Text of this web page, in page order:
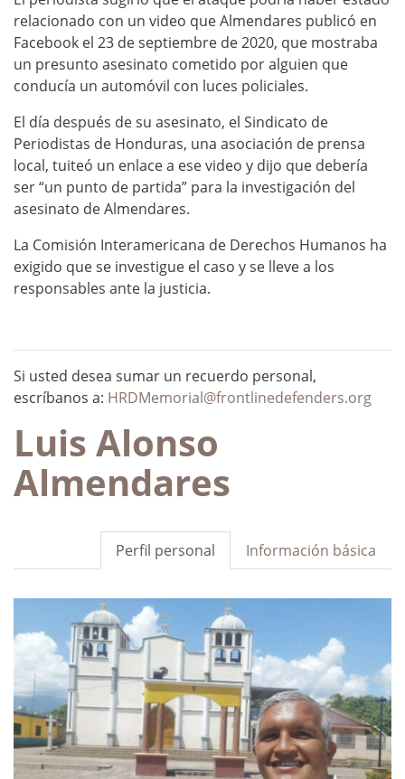
relacionado con un video que Almendares publicó en
Facebook el 23 de septiembre de 2020, que mostraba
un presunto asesinato cometido por alguien que
conducía un automóvil con luces policiales.
El día después de su asesinato, el Sindicato de
Periodistas de Honduras, una asociación de prensa
local, tuiteó un enlace a ese video y dijo que debería
ser “un punto de partida” para la investigación del
asesinato de Almendares.
La Comisión Interamericana de Derechos Humanos ha
exigido que se investigue el caso y se lleve a los
responsables ante la justicia.
Si usted desea sumar un recuerdo personal,
escríbanos a: HRDMemorial@frontlinedefenders.org
Luis Alonso
Almendares
Información básica
Perfil personal